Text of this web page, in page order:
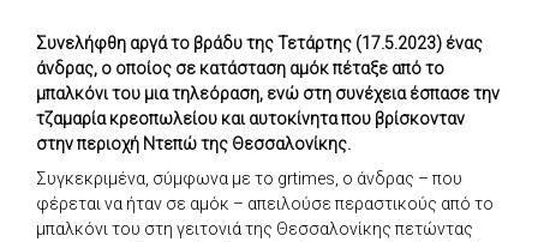
Συνελήφθη αργά το βράδυ της Τετάρτης (17.5.2023) ένας
άνδρας, ο οποίος σε κατάσταση αμόκ πέταξε από το
μπαλκόνι του μια τηλεόραση, ενώ στη συνέχεια έσπασε την
τζαμαρία κρεοπωλείου και αυτοκίνητα που βρίσκονταν
στην περιοχή Ντεπώ της Θεσσαλονίκης.
Συγκεκριμένα, σύμφωνα με το grtimes, ο άνδρας – που
φέρεται να ήταν σε αμόκ – απειλούσε περαστικούς από το
μπαλκόνι του στη γειτονιά της Θεσσαλονίκης πετώντας